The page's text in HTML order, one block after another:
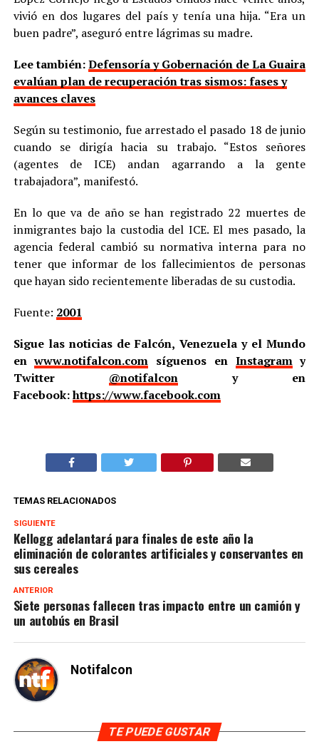
vivió en dos lugares del país y tenía una hija. “Era un
buen padre”, aseguró entre lágrimas su madre.
Lee también:Defensoría y Gobernación de La Guaira
evalúan plan de recuperación tras sismos: fases y
avances claves
Según su testimonio, fue arrestado el pasado 18 de junio
cuando se dirigía hacia su trabajo. “Estos señores
(agentes de ICE) andan agarrando a la gente
trabajadora”, manifestó.
En lo que va de año se han registrado 22 muertes de
inmigrantes bajo la custodia del ICE. El mes pasado, la
agencia federal cambió su normativa interna para no
tener que informar de los fallecimientos de personas
que hayan sido recientemente liberadas de su custodia.
Fuente: 2001
Sigue las noticias de Falcón, Venezuela y el Mundo
enwww.notifalcon.com síguenos en Instagramy
Twitter @notifalcony en
Facebook:https://www.facebook.com
TEMAS RELACIONADOS
SIGUIENTE
Kellogg adelantará para finales de este año la
eliminación de colorantes artificiales y conservantes en
sus cereales
ANTERIOR
Siete personas fallecen tras impacto entre un camión y
un autobús en Brasil
Notifalcon
TE PUEDE GUSTAR